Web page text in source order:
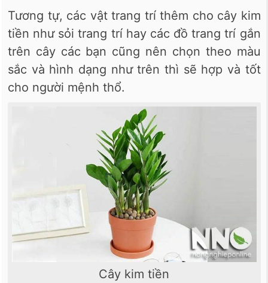
Tương tự, các vật trang trí thêm cho cây kim
tiền như sỏi trang trí hay các đồ trang trí gắn
trên cây các bạn cũng nên chọn theo màu
sắc và hình dạng như trên thì sẽ hợp và tốt
cho người mệnh thổ.
Cây kim tiền